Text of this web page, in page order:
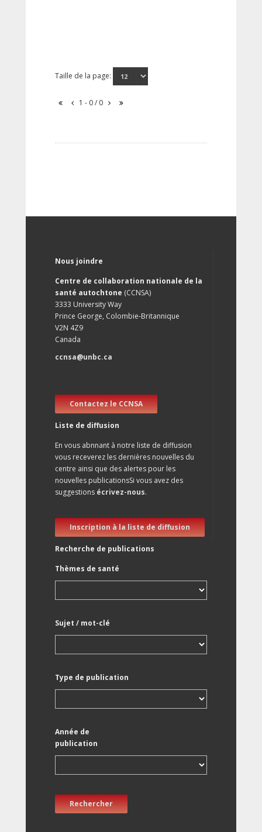
Taille de la page:
1 - 0 / 0
Nous joindre
Centre de collaboration nationale de la
santé autochtone (CCNSA)
3333 University Way
Prince George, Colombie-Britannique
V2N 4Z9
Canada
ccnsa@unbc.ca
Contactez le CCNSA
Liste de diffusion
En vous abnnant à notre liste de diffusion
vous receverez les dernières nouvelles du
centre ainsi que des alertes pour les
nouvelles publicationsSi vous avez des
suggestions écrivez-nous.
Inscription à la liste de diffusion
Recherche de publications
Thèmes de santé
Sujet / mot-clé
Type de publication
Année de
publication
Rechercher